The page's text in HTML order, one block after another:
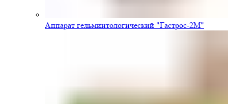
Аппарат гельминтологический "Гастрос-2М"